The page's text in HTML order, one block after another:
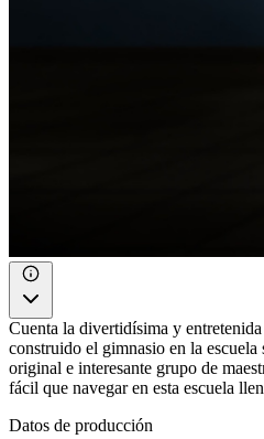
Cuenta la divertidísima y
construido el gimnasio en la
original e interesante grupo de
fácil que navegar en esta escuela
Datos de producción